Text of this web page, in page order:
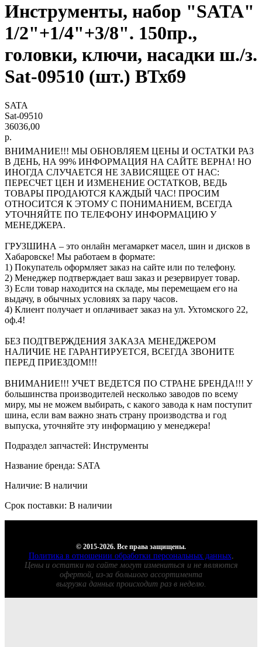
Инструменты, набор "SATA"
1/2"+1/4"+3/8". 150пр.,
головки, ключи, насадки ш./з.
Sat-09510 (шт.) ВТхб9
SATA
Sat-09510
36036,00
р.
ВНИМАНИЕ!!! МЫ ОБНОВЛЯЕМ ЦЕНЫ И ОСТАТКИ РАЗ
В ДЕНЬ, НА 99% ИНФОРМАЦИЯ НА САЙТЕ ВЕРНА! НО
ИНОГДА СЛУЧАЕТСЯ НЕ ЗАВИСЯЩЕЕ ОТ НАС:
ПЕРЕСЧЕТ ЦЕН И ИЗМЕНЕНИЕ ОСТАТКОВ, ВЕДЬ
ТОВАРЫ ПРОДАЮТСЯ КАЖДЫЙ ЧАС! ПРОСИМ
ОТНОСИТСЯ К ЭТОМУ С ПОНИМАНИЕМ, ВСЕГДА
УТОЧНЯЙТЕ ПО ТЕЛЕФОНУ ИНФОРМАЦИЮ У
МЕНЕДЖЕРА.
ГРУЗШИНА – это онлайн мегамаркет масел, шин и дисков в
Хабаровске! Мы работаем в формате:
1) Покупатель оформляет заказ на сайте или по телефону.
2) Менеджер подтверждает ваш заказ и резервирует товар.
3) Если товар находится на складе, мы перемещаем его на
выдачу, в обычных условиях за пару часов.
4) Клиент получает и оплачивает заказ на ул. Ухтомского 22,
оф.4!
БЕЗ ПОДТВЕРЖДЕНИЯ ЗАКАЗА МЕНЕДЖЕРОМ
НАЛИЧИЕ НЕ ГАРАНТИРУЕТСЯ, ВСЕГДА ЗВОНИТЕ
ПЕРЕД ПРИЕЗДОМ!!!
ВНИМАНИЕ!!! УЧЕТ ВЕДЕТСЯ ПО СТРАНЕ БРЕНДА!!! У
большинства производителей несколько заводов по всему
миру, мы не можем выбирать, с какого завода к нам поступит
шина, если вам важно знать страну производства и год
выпуска, уточняйте эту информацию у менеджера!
Подраздел запчастей: Инструменты
Название бренда: SATA
Наличие: В наличии
Срок поставки: В наличии
© 2015-2026. Все права защищены.
Политика в отношении обработки персональных данных.
Цены и остатки на сайте могут измениться и не являются
офертой, из-за большого ассортимента
выгрузка данных происходит раз в неделю.